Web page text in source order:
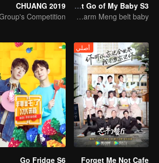
Let Go of My Baby S3
Chen Xuedong, Johnny Huang and Jackson Wang warm Meng belt baby
CHUANG 2019
أصلي
Forget Me Not Cafe
Go Fridge S6